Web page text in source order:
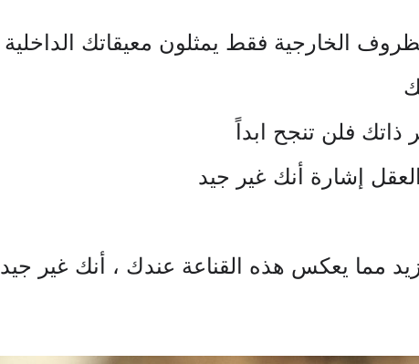
الخارجية فقط يمثلون معيقاتك الداخلية
ذاتك فلن تنجح ابداً
إشارة أنك غير جيد
مما يعكس هذه القناعة عندك ، أنك غير جيد